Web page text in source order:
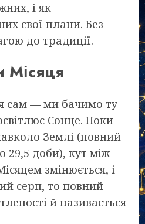
і як
свої плани. Без
до традиції.
Місяця
сам — ми бачимо ту
Сонце. Поки
Землі (повний
29,5 доби), кут між
змінюється, і
серп, то повний
й називається